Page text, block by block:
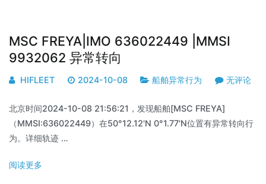
MSC FREYA|IMO 636022449 |MMSI
9932062 异常转向
HIFLEET 2024-10-08 船舶异常行为 无评论
北京时间2024-10-08 21:56:21，发现船舶[MSC FREYA]
（MMSI:636022449）在50°12.12'N 0°1.77'N位置有异常转向行
为。详细轨迹 …
阅读更多